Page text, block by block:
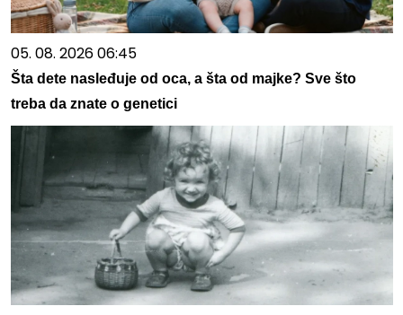
05. 08. 2026 06:45
Šta dete nasleđuje od oca, a šta od majke? Sve što
treba da znate o genetici